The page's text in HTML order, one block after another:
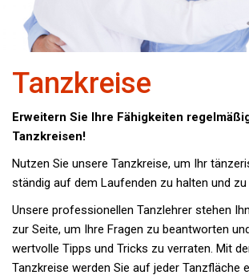
Tanzkreise
Erweitern Sie Ihre Fähigkeiten
Tanzkreisen!
Nutzen Sie unsere Tanzkreise, um Ihr
ständig auf dem Laufenden zu halten und zu
Unsere professionellen Tanzlehrer stehen
zur Seite, um Ihre Fragen zu beantworten
wertvolle Tipps und Tricks zu verraten. Mit
Tanzkreise werden Sie auf jeder Tanzfläche